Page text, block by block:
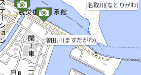
名取川(なとりがわ)
増田川(ますだがわ)